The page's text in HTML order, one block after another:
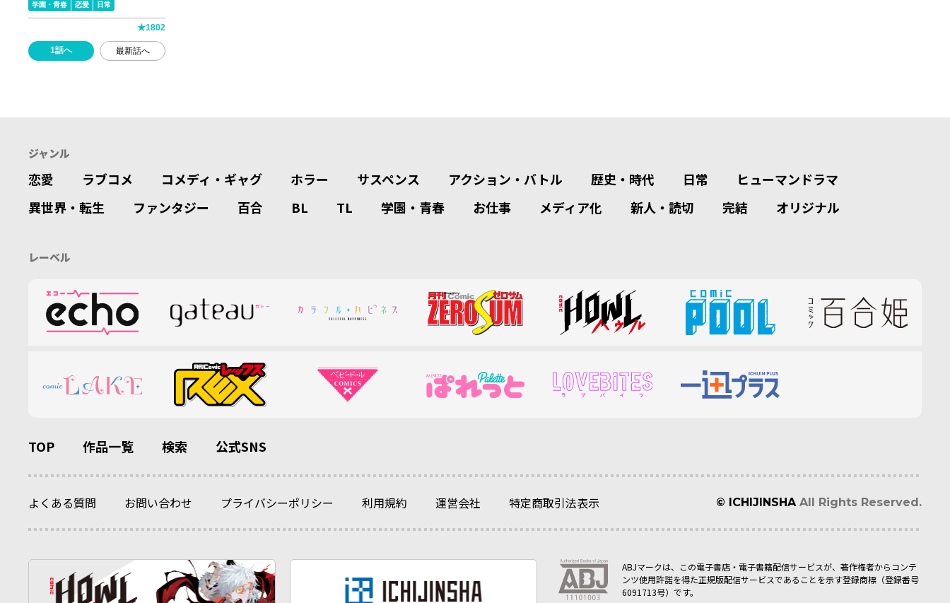
学園・青春 恋愛 日常
★1802
1話へ 最新話へ
ジャンル
恋愛 ラブコメ コメディ・ギャグ ホラー サスペンス アクション・バトル 歴史・時代 日常
ヒューマンドラマ
異世界・転生
ファンタジー 百合 BL TL 学園・青春 お仕事 メディア化 新人・読切 完結 オリジナル
レーベル
TOP 作品一覧 検索 公式SNS
よくある質問 お問い合わせ プライバシーポリシー 利用規約 運営会社 特定商取引法表示 © ICHIJINSHA All Rights Reserved.
ABJマークは、この電子書店・電子書籍配信サービスが、著作権者からコンテ
ンツ使用許諾を得た正規版配信サービスであることを示す登録商標（登録番号
6091713号）です。